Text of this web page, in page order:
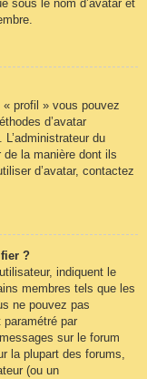
sous le nom d’avatar et
« profil » vous pouvez
d’avatar
du
la manière dont ils
d’avatar, contactez
?
indiquent le
membres tels que les
ne pouvez pas
paramétré par
sur le forum
la plupart des forums,
(ou un